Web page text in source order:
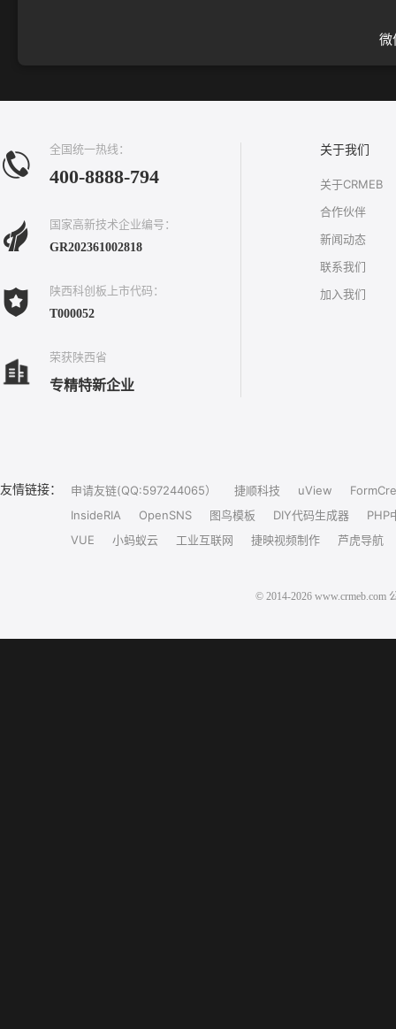
微
全国统一热线：
400-8888-794
国家高新技术企业编号：
GR202361002818
陕西科创板上市代码：
T000052
荣获陕西省
专精特新企业
关于我们
关于CRMEB
合作伙伴
新闻动态
联系我们
加入我们
友情链接： 申请友链(QQ:597244065） 捷顺科技 uView
InsideRIA
OpenSNS 图鸟模板 DIY代码生成器
PHP
VUE
小蚂蚁云 工业互联网 捷映视频制作 芦虎导航
© 2014-2026